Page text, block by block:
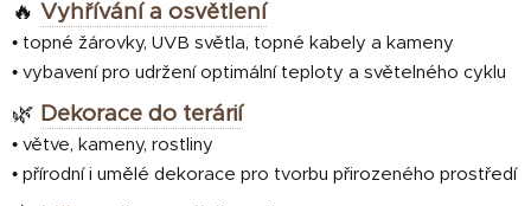
🔥 Vyhřívání a osvětlení
• topné žárovky, UVB světla, topné kabely a kameny
• vybavení pro udržení optimální teploty a světelného cyklu
🌿 Dekorace do terárií
• větve, kameny, rostliny
• přírodní i umělé dekorace pro tvorbu přirozeného prostředí